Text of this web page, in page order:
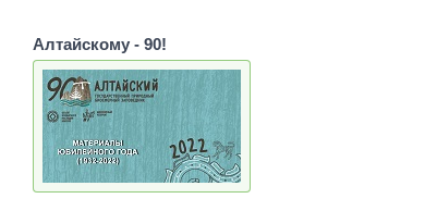
Алтайскому - 90!